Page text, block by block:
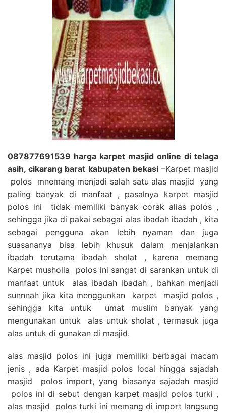
087877691539 harga karpet masjid online di telaga
asih, cikarang barat kabupaten bekasi–Karpet masjid
polos mnemang menjadi salah satu alas masjid yang
paling banyak di manfaat , pasalnya karpet masjid
polos ini tidak memiliki banyak corak alias polos ,
sehingga jika di pakai sebagai alas ibadah ibadah , kita
sebagai pengguna akan lebih nyaman dan juga
suasananya bisa lebih khusuk dalam menjalankan
ibadah terutama ibadah sholat , karena memang
Karpet musholla polos ini sangat di sarankan untuk di
manfaat untuk alas ibadah ibadah , bahkan menjadi
sunnnah jika kita menggunkan karpet masjid polos ,
sehingga kita untuk umat muslim banyak yang
mengunakan untuk alas untuk sholat , termasuk juga
alas untuk di gunakan di masjid.
alas masjid polos ini juga memiliki berbagai macam
jenis , ada Karpet masjid polos local hingga sajadah
masjid polos import, yang biasanya sajadah masjid
polos ini di sebut dengan karpet masjid polos turki ,
alas masjid polos turki ini memang di import langsung